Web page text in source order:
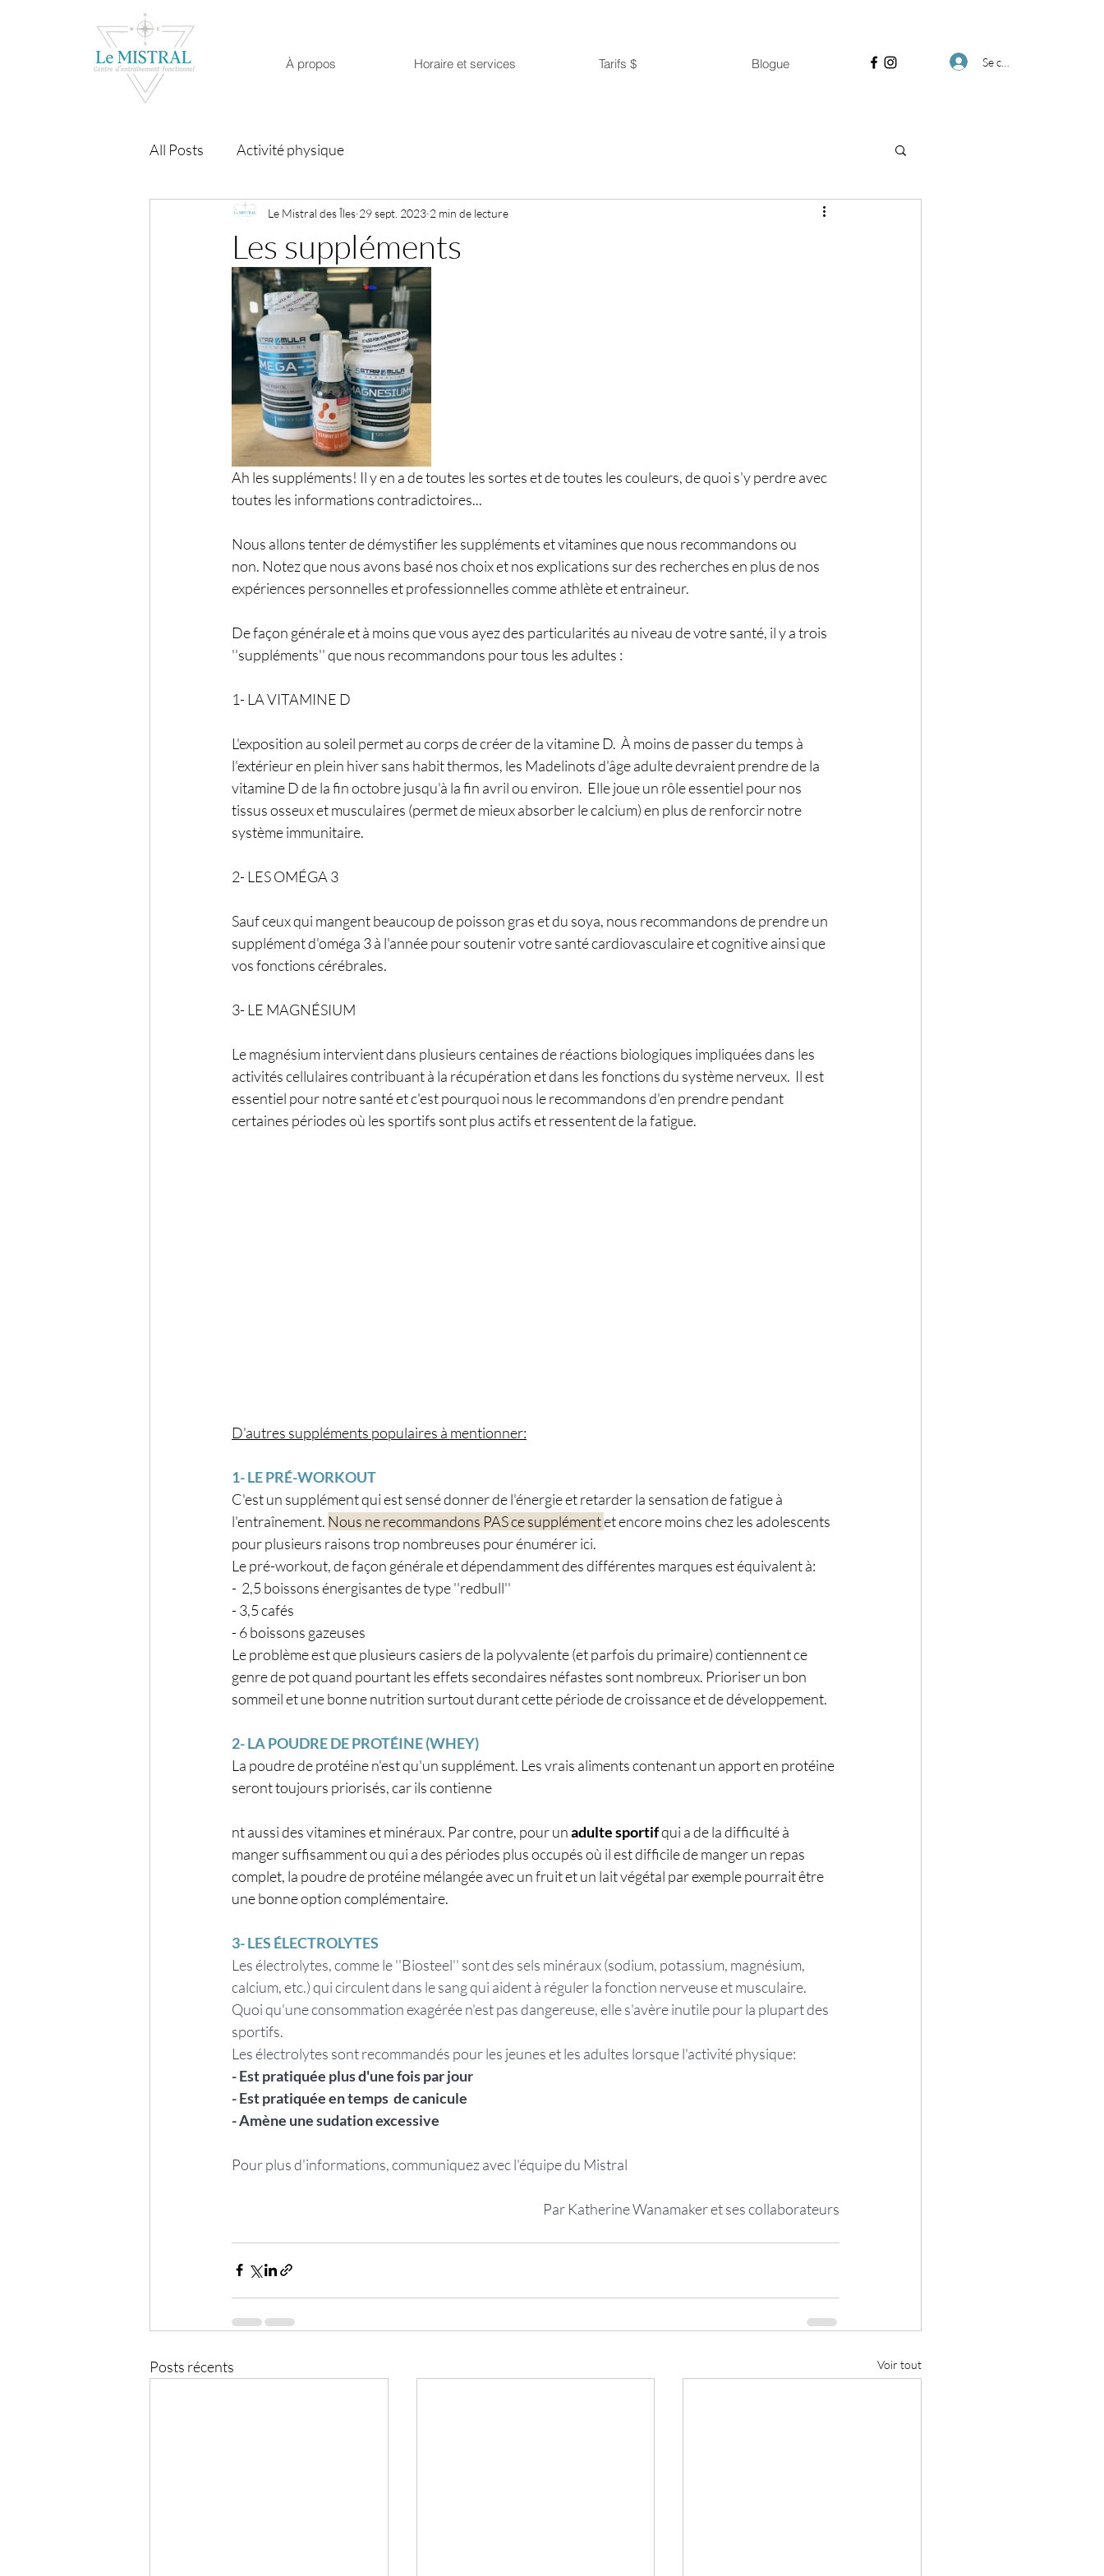
À propos Horaire et services Tarifs $ Blogue Se connecter
All Posts Activité physique
Les suppléments
Le Mistral des Îles 29 sept. 2023 2 min de lecture
Ah les suppléments! Il y en a de toutes les sortes et de toutes les couleurs, de quoi s'y perdre avec
toutes les informations contradictoires...
Nous allons tenter de démystifier les suppléments et vitamines que nous recommandons ou
non. Notez que nous avons basé nos choix et nos explications sur des recherches en plus de nos
expériences personnelles et professionnelles comme athlète et entraineur.
De façon générale et à moins que vous ayez des particularités au niveau de votre santé, il y a trois
''suppléments'' que nous recommandons pour tous les adultes :
1- LA VITAMINE D
L'exposition au soleil permet au corps de créer de la vitamine D.  À moins de passer du temps à
l'extérieur en plein hiver sans habit thermos, les Madelinots d'âge adulte devraient prendre de la
vitamine D de la fin octobre jusqu'à la fin avril ou environ.  Elle joue un rôle essentiel pour nos
tissus osseux et musculaires (permet de mieux absorber le calcium) en plus de renforcir notre
système immunitaire.
2- LES OMÉGA 3
Sauf ceux qui mangent beaucoup de poisson gras et du soya, nous recommandons de prendre un
supplément d'oméga 3 à l'année pour soutenir votre santé cardiovasculaire et cognitive ainsi que
vos fonctions cérébrales.
3- LE MAGNÉSIUM
Le magnésium intervient dans plusieurs centaines de réactions biologiques impliquées dans les
activités cellulaires contribuant à la récupération et dans les fonctions du système nerveux.  Il est
essentiel pour notre santé et c'est pourquoi nous le recommandons d'en prendre pendant
certaines périodes où les sportifs sont plus actifs et ressentent de la fatigue.
D'autres suppléments populaires à mentionner:
1- LE PRÉ-WORKOUT
C'est un supplément qui est sensé donner de l'énergie et retarder la sensation de fatigue à
l'entraînement. Nous ne recommandons PAS ce supplément et encore moins chez les adolescents
pour plusieurs raisons trop nombreuses pour énumérer ici.
Le pré-workout, de façon générale et dépendamment des différentes marques est équivalent à:
-  2,5 boissons énergisantes de type ''redbull''
- 3,5 cafés
- 6 boissons gazeuses
Le problème est que plusieurs casiers de la polyvalente (et parfois du primaire) contiennent ce
genre de pot quand pourtant les effets secondaires néfastes sont nombreux. Prioriser un bon
sommeil et une bonne nutrition surtout durant cette période de croissance et de développement.
2- LA POUDRE DE PROTÉINE (WHEY)
La poudre de protéine n'est qu'un supplément. Les vrais aliments contenant un apport en protéine
seront toujours priorisés, car ils contienne
nt aussi des vitamines et minéraux. Par contre, pour un adulte sportif qui a de la difficulté à
manger suffisamment ou qui a des périodes plus occupés où il est difficile de manger un repas
complet, la poudre de protéine mélangée avec un fruit et un lait végétal par exemple pourrait être
une bonne option complémentaire.
3- LES ÉLECTROLYTES
Les électrolytes, comme le ''Biosteel'' sont des sels minéraux (sodium, potassium, magnésium,
calcium, etc.) qui circulent dans le sang qui aident à réguler la fonction nerveuse et musculaire.
Quoi qu'une consommation exagérée n'est pas dangereuse, elle s'avère inutile pour la plupart des
sportifs.
Les électrolytes sont recommandés pour les jeunes et les adultes lorsque l'activité physique:
- Est pratiquée plus d'une fois par jour
- Est pratiquée en temps  de canicule
- Amène une sudation excessive
Pour plus d'informations, communiquez avec l'équipe du Mistral
Par Katherine Wanamaker et ses collaborateurs
Posts récents Voir tout